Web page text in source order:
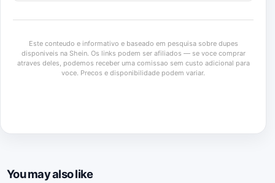
Este conteudo e informativo e baseado em pesquisa sobre dupes
disponiveis na Shein. Os links podem ser afiliados — se voce comprar
atraves deles, podemos receber uma comissao sem custo adicional para
voce. Precos e disponibilidade podem variar.
You may also like